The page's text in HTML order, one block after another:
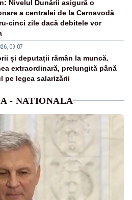
Nivelul Dunării asigură o
a centralei de la Cernavodă
cinci zile dacă debitele vor
09:07
și deputații rămân la muncă.
extraordinară, prelungită până
pe legea salarizării
- NATIONALA